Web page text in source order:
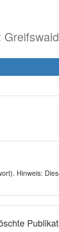
Greifswald
Hinweis: